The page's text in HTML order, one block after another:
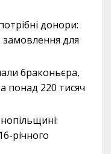
донори:
для
браконьєра,
понад 220 тисяч
річного